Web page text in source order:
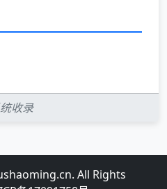
收录
All Rights